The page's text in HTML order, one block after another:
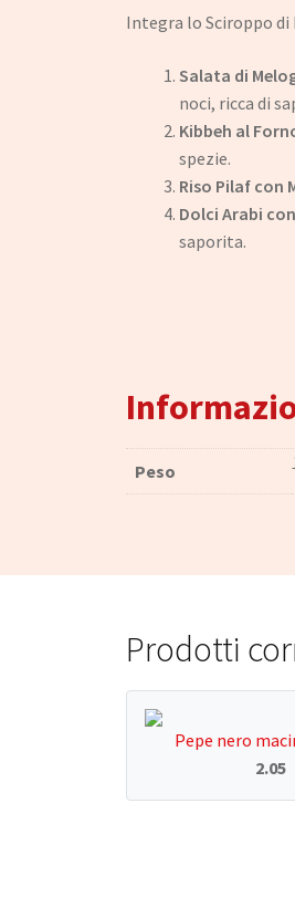
Integra lo Sciroppo
Salata di
noci, ricca di
Kibbeh al
spezie.
Riso Pilaf con
Dolci Arabi
saporita.
Peso
Prodotti
Pepe nero
2.05